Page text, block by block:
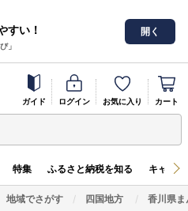
すい！
」
開く
ガイド ログイン お気に入り カート
特集 ふるさと納税を知る キャン
地域でさがす 四国地方 香川県